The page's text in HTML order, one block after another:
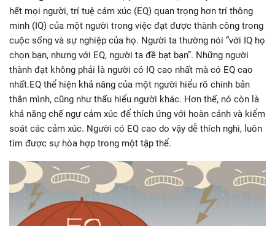
hết mọi người, trí tuệ cảm xúc (EQ) quan trọng hơn trí thông
minh (IQ) của một người trong việc đạt được thành công trong
cuộc sống và sự nghiệp của họ. Người ta thường nói “với IQ họ
chọn bạn, nhưng với EQ, người ta đề bạt bạn”. Những người
thành đạt không phải là người có IQ cao nhất mà có EQ cao
nhất.EQ thể hiện khả năng của một người hiểu rõ chính bản
thân mình, cũng như thấu hiểu người khác. Hơn thế, nó còn là
khả năng chế ngự cảm xúc để thích ứng với hoàn cảnh và kiểm
soát các cảm xúc. Người có EQ cao do vậy dễ thích nghi, luôn
tìm được sự hòa hợp trong một tập thể.